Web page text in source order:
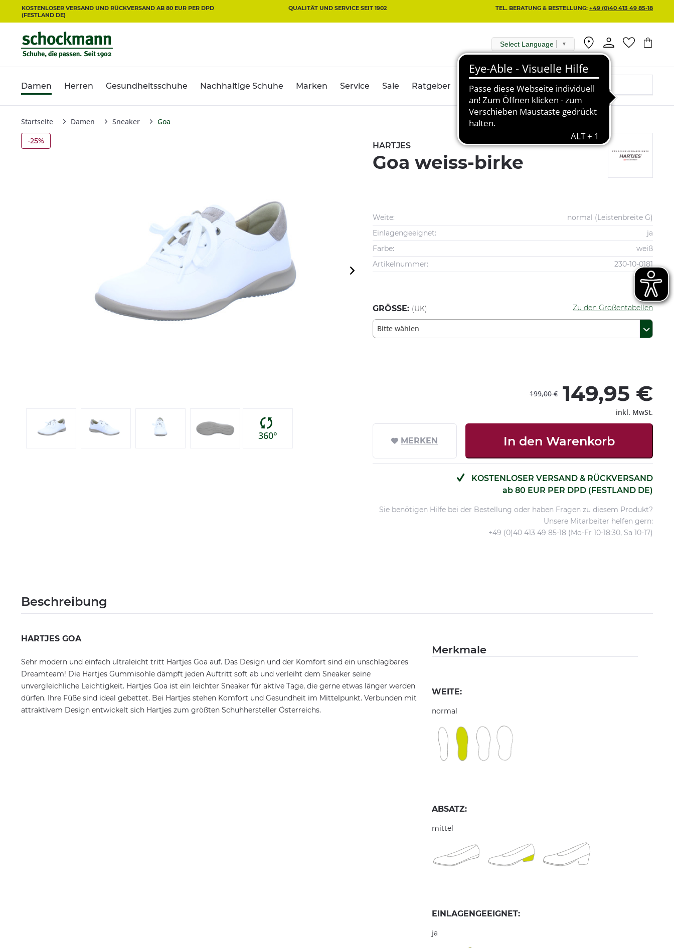
KOSTENLOSER VERSAND UND RÜCKVERSAND AB 80 EUR PER DPD
(FESTLAND DE)
QUALITÄT UND SERVICE SEIT 1902 TEL. BERATUNG & BESTELLUNG: +49 (0)40 413 49 85-18
Select Language ▼
Damen Herren Gesundheitsschuhe Nachhaltige Schuhe Marken Service Sale Ratgeber
Startseite Damen Sneaker Goa
-25%
360°
HARTJES
Goa weiss-birke
Weite:
normal (Leistenbreite G)
Einlagengeeignet:
ja
Farbe:
weiß
Artikelnummer:
230-10-0181
GRÖSSE: (UK) Zu den Größentabellen
Bitte wählen
149,95 €
199,00 €
inkl. MwSt.
MERKEN In den Warenkorb
KOSTENLOSER VERSAND & RÜCKVERSAND
ab 80 EUR PER DPD (FESTLAND DE)
Sie benötigen Hilfe bei der Bestellung oder haben Fragen zu diesem Produkt?
Unsere Mitarbeiter helfen gern:
+49 (0)40 413 49 85-18 (Mo-Fr 10-18:30, Sa 10-17)
Beschreibung
HARTJES GOA
Sehr modern und einfach ultraleicht tritt Hartjes Goa auf. Das Design und der Komfort sind ein unschlagbares
Dreamteam! Die Hartjes Gummisohle dämpft jeden Auftritt soft ab und verleiht dem Sneaker seine
unvergleichliche Leichtigkeit. Hartjes Goa ist ein leichter Sneaker für aktive Tage, die gerne etwas länger werden
dürfen. Ihre Füße sind ideal gebettet. Bei Hartjes stehen Komfort und Gesundheit im Mittelpunkt. Verbunden mit
attraktivem Design entwickelt sich Hartjes zum größten Schuhhersteller Österreichs.
Merkmale
WEITE:
normal
ABSATZ:
mittel
EINLAGENGEEIGNET:
ja